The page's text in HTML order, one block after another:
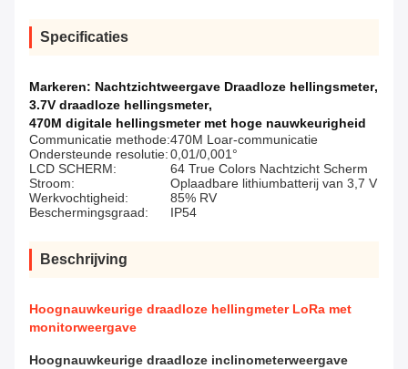
Specificaties
Markeren: Nachtzichtweergave Draadloze hellingsmeter,
3.7V draadloze hellingsmeter,
470M digitale hellingsmeter met hoge nauwkeurigheid
Communicatie methode:470M Loar-communicatie
Ondersteunde resolutie:0,01/0,001°
LCD SCHERM:
64 True Colors Nachtzicht Scherm
Stroom:
Oplaadbare lithiumbatterij van 3,7 V
Werkvochtigheid:
85% RV
Beschermingsgraad:
IP54
Beschrijving
Hoognauwkeurige draadloze hellingmeter LoRa met
monitorweergave
Hoognauwkeurige draadloze inclinometerweergave